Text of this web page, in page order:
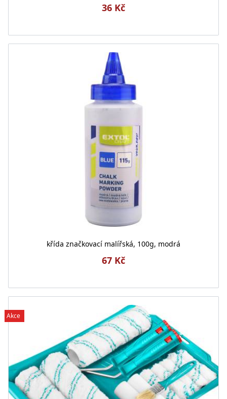
36 Kč
křída značkovací malířská, 100g, modrá
67 Kč
Akce